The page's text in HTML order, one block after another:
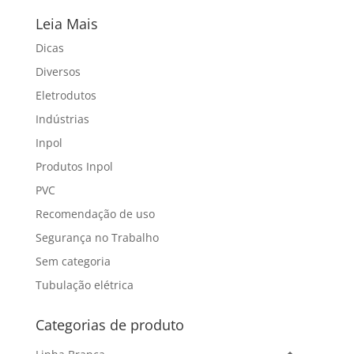
Leia Mais
Dicas
Diversos
Eletrodutos
Indústrias
Inpol
Produtos Inpol
PVC
Recomendação de uso
Segurança no Trabalho
Sem categoria
Tubulação elétrica
Categorias de produto